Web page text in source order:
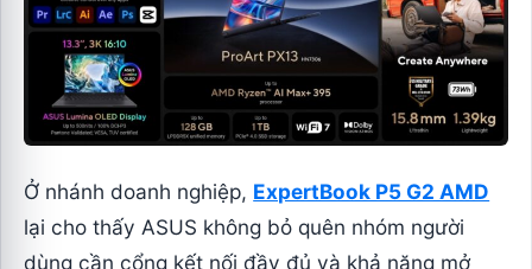
Ở nhánh doanh nghiệp, ExpertBook P5 G2 AMD
lại cho thấy ASUS không bỏ quên nhóm người
dùng cần cổng kết nối đầy đủ và khả năng mở